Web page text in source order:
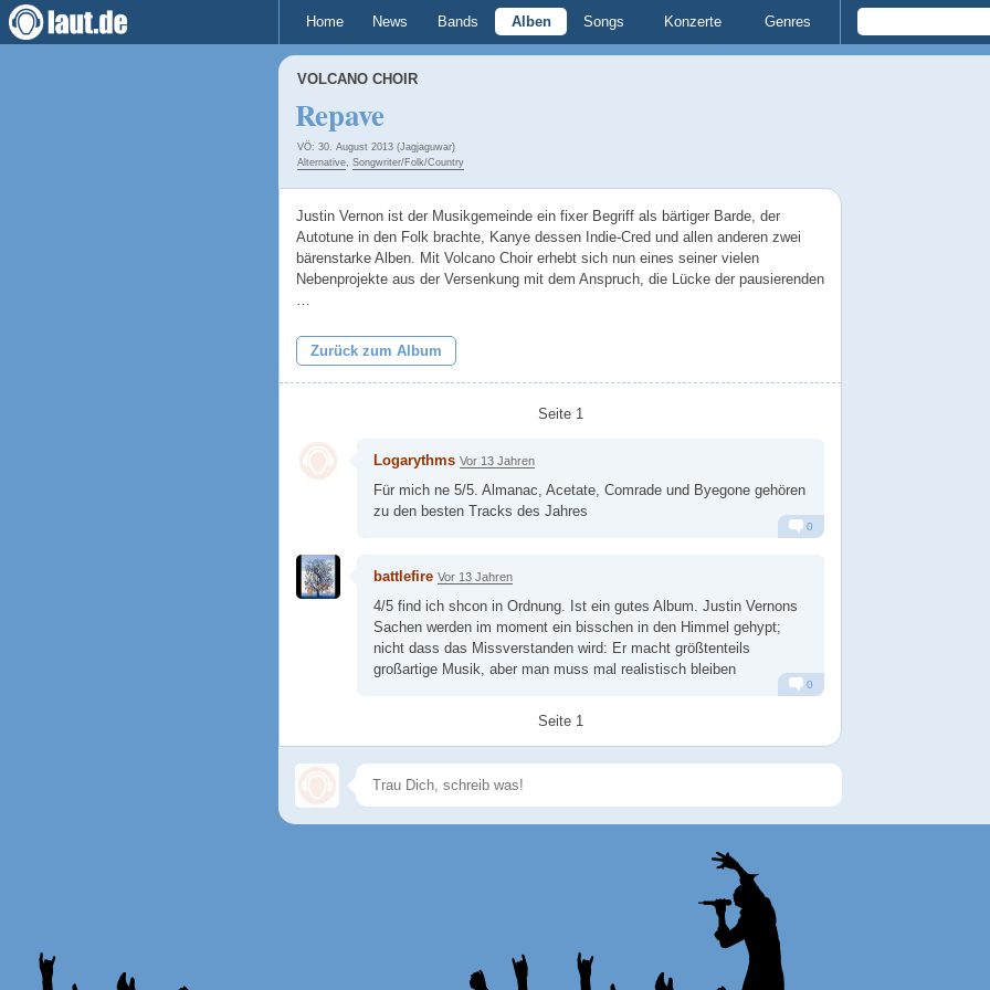
Home News Bands Alben Songs Konzerte Genres
VOLCANO CHOIR
Repave
VÖ: 30. August 2013 (Jagjaguwar)
Alternative, Songwriter/Folk/Country
Justin Vernon ist der Musikgemeinde ein fixer Begriff als bärtiger Barde, der
Autotune in den Folk brachte, Kanye dessen Indie-Cred und allen anderen zwei
bärenstarke Alben. Mit Volcano Choir erhebt sich nun eines seiner vielen
Nebenprojekte aus der Versenkung mit dem Anspruch, die Lücke der pausierenden
…
Zurück zum Album
Seite 1
Logarythms Vor 13 Jahren
Für mich ne 5/5. Almanac, Acetate, Comrade und Byegone gehören
zu den besten Tracks des Jahres
0
battlefire Vor 13 Jahren
4/5 find ich shcon in Ordnung. Ist ein gutes Album. Justin Vernons
Sachen werden im moment ein bisschen in den Himmel gehypt;
nicht dass das Missverstanden wird: Er macht größtenteils
großartige Musik, aber man muss mal realistisch bleiben
0
Seite 1
Speichern